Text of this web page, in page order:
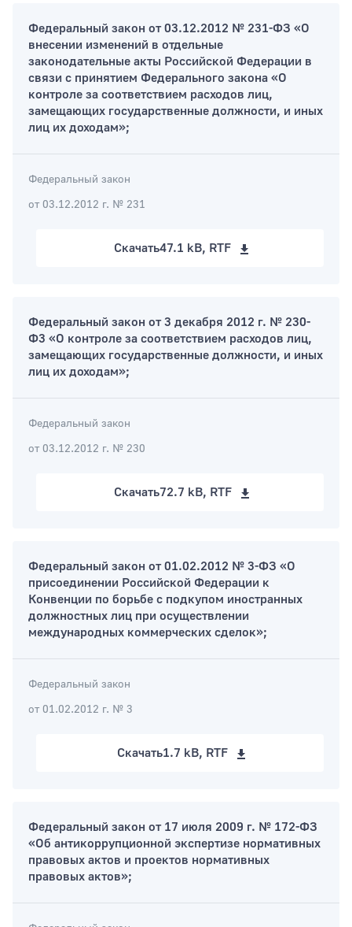
Федеральный закон от 03.12.2012 № 231-ФЗ «О
внесении изменений в отдельные
законодательные акты Российской Федерации в
связи с принятием Федерального закона «О
контроле за соответствием расходов лиц,
замещающих государственные должности, и иных
лиц их доходам»;
Федеральный закон
от 03.12.2012 г. № 231
Скачать47.1 kB, RTF
Федеральный закон от 3 декабря 2012 г. № 230-
Ф3 «О контроле за соответствием расходов лиц,
замещающих государственные должности, и иных
лиц их доходам»;
Федеральный закон
от 03.12.2012 г. № 230
Скачать72.7 kB, RTF
Федеральный закон от 01.02.2012 № 3-ФЗ «О
присоединении Российской Федерации к
Конвенции по борьбе с подкупом иностранных
должностных лиц при осуществлении
международных коммерческих сделок»;
Федеральный закон
от 01.02.2012 г. № 3
Скачать1.7 kB, RTF
Федеральный закон от 17 июля 2009 г. № 172-ФЗ
«Об антикоррупционной экспертизе нормативных
правовых актов и проектов нормативных
правовых актов»;